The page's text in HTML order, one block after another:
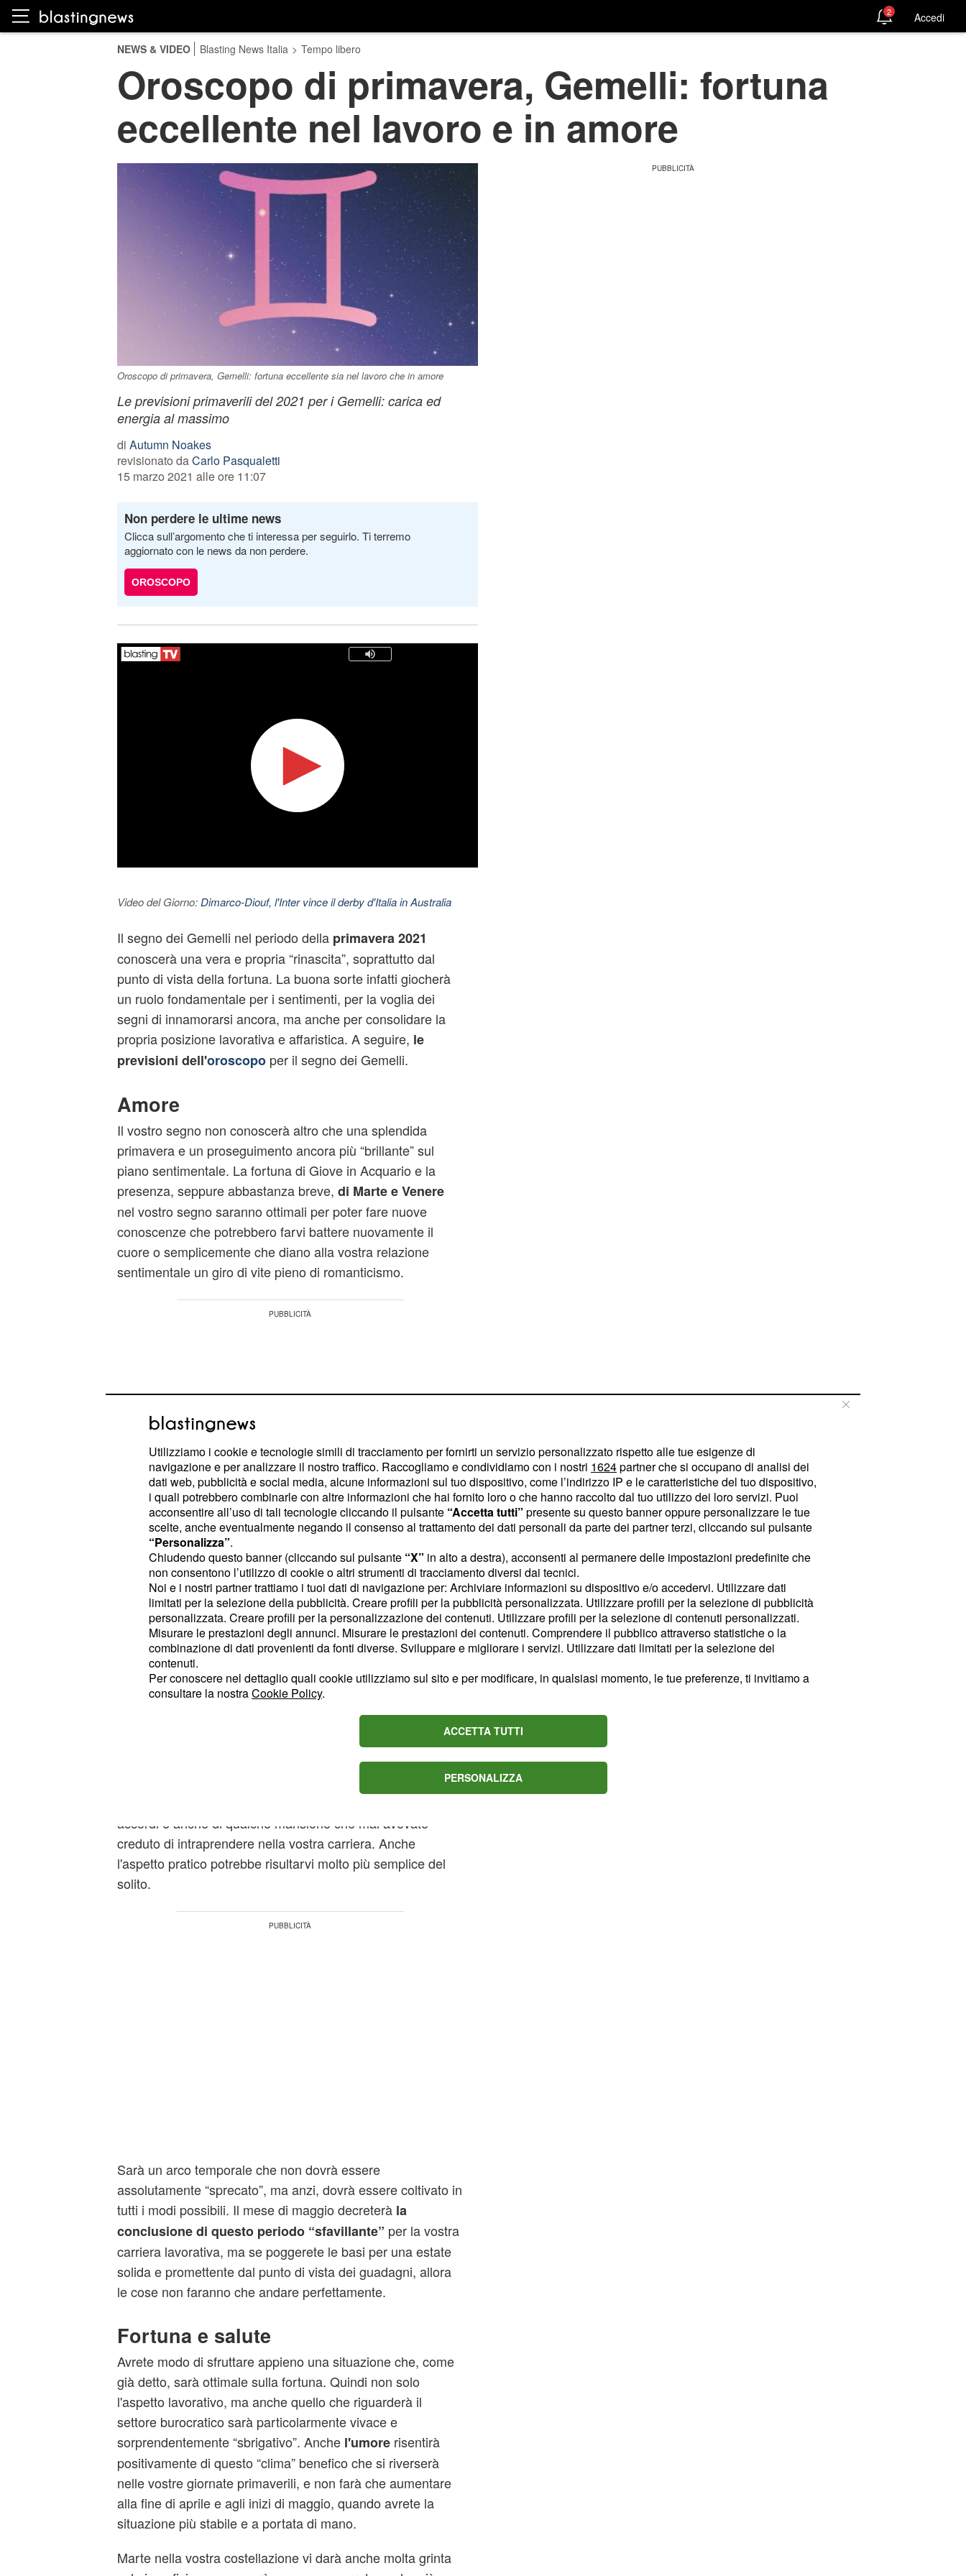
2 Accedi
NEWS & VIDEO Blasting News Italia > Tempo libero
Oroscopo di primavera, Gemelli: fortuna
eccellente nel lavoro e in amore
Oroscopo di primavera, Gemelli: fortuna eccellente sia nel lavoro che in amore
Le previsioni primaverili del 2021 per i Gemelli: carica ed
energia al massimo
di Autumn Noakes
revisionato daCarlo Pasqualetti
15 marzo 2021 alle ore 11:07
Non perdere le ultime news
Clicca sull’argomento che ti interessa per seguirlo. Ti terremo
aggiornato con le news da non perdere.
OROSCOPO
Video del Giorno: Dimarco-Diouf, l'Inter vince il derby d'Italia in Australia
Il segno dei Gemelli nel periodo della primavera 2021
conoscerà una vera e propria “rinascita”, soprattutto dal
punto di vista della fortuna. La buona sorte infatti giocherà
un ruolo fondamentale per i sentimenti, per la voglia dei
segni di innamorarsi ancora, ma anche per consolidare la
propria posizione lavorativa e affaristica. A seguire, le
previsioni dell'oroscopoper il segno dei Gemelli.
Amore
Il vostro segno non conoscerà altro che una splendida
primavera e un proseguimento ancora più “brillante” sul
piano sentimentale. La fortuna di Giove in Acquario e la
presenza, seppure abbastanza breve, di Marte e Venere
nel vostro segno saranno ottimali per poter fare nuove
conoscenze che potrebbero farvi battere nuovamente il
cuore o semplicemente che diano alla vostra relazione
sentimentale un giro di vite pieno di romanticismo.
La stabilità della vostra storia d'amore miglioreràa
dismisura, diventando un vero e proprio “modello” per le
coppie che conoscete.
Prestare particolare attenzione al periodo che concluderà la
stagione primaverile, perché potreste andare incontro a temi
maturi per poter far evolvere significativamente il rapporto
facendo un passo importante.
Giove nella costellazione dell'Acquario
porterà benefici enormi a tutti i segni di aria: a voi basterà
accordi e anche di qualche mansione che mai avevate
creduto di intraprendere nella vostra carriera. Anche
l'aspetto pratico potrebbe risultarvi molto più semplice del
solito.
Sarà un arco temporale che non dovrà essere
assolutamente “sprecato”, ma anzi, dovrà essere coltivato in
tutti i modi possibili. Il mese di maggio decreteràla
conclusione di questo periodo “sfavillante” per la vostra
carriera lavorativa, ma se poggerete le basi per una estate
solida e promettente dal punto di vista dei guadagni, allora
le cose non faranno che andare perfettamente.
Fortuna e salute
Avrete modo di sfruttare appieno una situazione che, come
già detto, sarà ottimale sulla fortuna. Quindi non solo
l'aspetto lavorativo, ma anche quello che riguarderà il
settore burocratico sarà particolarmente vivace e
sorprendentemente “sbrigativo”. Anchel'umore risentirà
positivamente di questo “clima” benefico che si riverserà
nelle vostre giornate primaverili, e non farà che aumentare
alla fine di aprile e agli inizi di maggio, quando avrete la
situazione più stabile e a portata di mano.
Marte nella vostra costellazione vi darà anche molta grinta
Utilizziamo i cookie e tecnologie simili di tracciamento per fornirti un servizio personalizzato rispetto alle tue esigenze di
navigazione e per analizzare il nostro traffico. Raccogliamo e condividiamo con i nostri 1624partner che si occupano di analisi dei
dati web, pubblicità e social media, alcune informazioni sul tuo dispositivo, come l’indirizzo IP e le caratteristiche del tuo dispositivo,
i quali potrebbero combinarle con altre informazioni che hai fornito loro o che hanno raccolto dal tuo utilizzo dei loro servizi. Puoi
acconsentire all’uso di tali tecnologie cliccando il pulsante “Accetta tutti” presente su questo banner oppure personalizzare le tue
scelte, anche eventualmente negando il consenso al trattamento dei dati personali da parte dei partner terzi, cliccando sul pulsante
“Personalizza”.
Chiudendo questo banner (cliccando sul pulsante “X” in alto a destra), acconsenti al permanere delle impostazioni predefinite che
non consentono l’utilizzo di cookie o altri strumenti di tracciamento diversi dai tecnici.
Noi e i nostri partner trattiamo i tuoi dati di navigazione per: Archiviare informazioni su dispositivo e/o accedervi. Utilizzare dati
limitati per la selezione della pubblicità. Creare profili per la pubblicità personalizzata. Utilizzare profili per la selezione di pubblicità
personalizzata. Creare profili per la personalizzazione dei contenuti. Utilizzare profili per la selezione di contenuti personalizzati.
Misurare le prestazioni degli annunci. Misurare le prestazioni dei contenuti. Comprendere il pubblico attraverso statistiche o la
combinazione di dati provenienti da fonti diverse. Sviluppare e migliorare i servizi. Utilizzare dati limitati per la selezione dei
contenuti.
Per conoscere nel dettaglio quali cookie utilizziamo sul sito e per modificare, in qualsiasi momento, le tue preferenze, ti invitiamo a
consultare la nostraCookie Policy.
ACCETTA TUTTI
PERSONALIZZA